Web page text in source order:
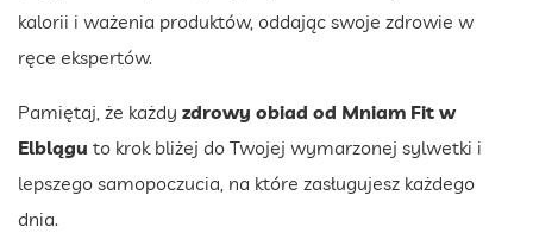
kalorii i ważenia produktów, oddając swoje zdrowie w
ręce ekspertów.
Pamiętaj, że każdy zdrowy obiad od Mniam Fit w
Elblągu to krok bliżej do Twojej wymarzonej sylwetki i
lepszego samopoczucia, na które zasługujesz każdego
dnia.